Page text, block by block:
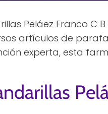
Peláez Franco C
artículos de
experta, esta